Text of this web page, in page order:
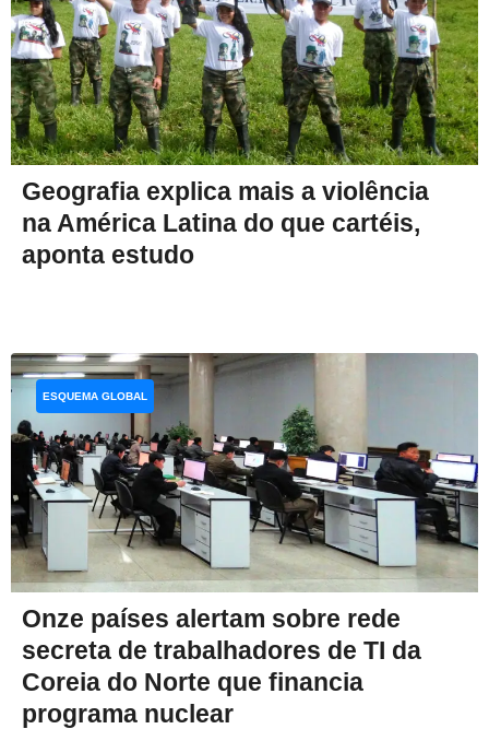
Geografia explica mais a violência
na América Latina do que cartéis,
aponta estudo
Onze países alertam sobre rede
secreta de trabalhadores de TI da
Coreia do Norte que financia
programa nuclear
ESQUEMA GLOBAL